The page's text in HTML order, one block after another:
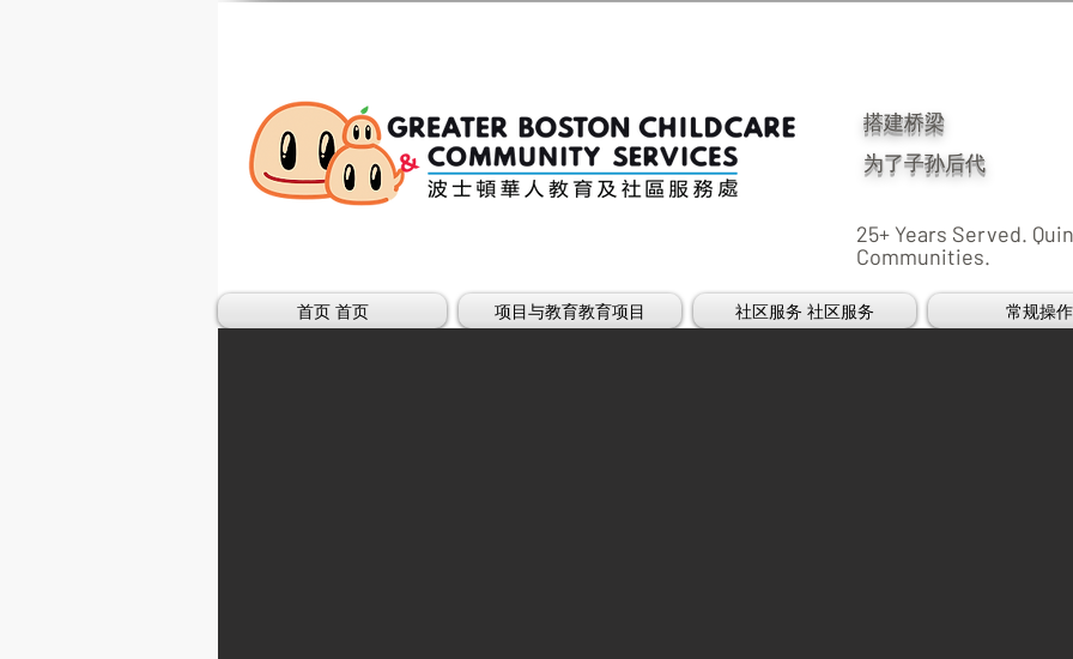
搭建桥梁
为了子孙后代
25+ Years Served.
Communities.
首页 首页 项目与教育教育项目 社区服务 社区服务 常规操作